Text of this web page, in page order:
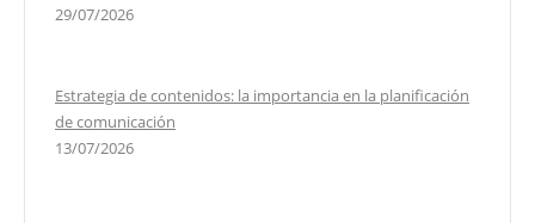
29/07/2026
Estrategia de contenidos: la importancia en la planificación
de comunicación
13/07/2026